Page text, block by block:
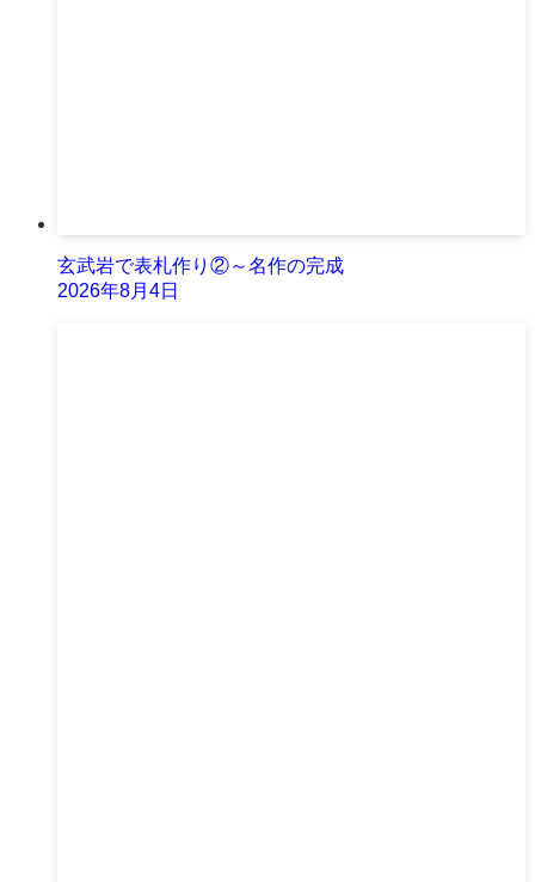
玄武岩で表札作り②～名作の完成
2026年8月4日